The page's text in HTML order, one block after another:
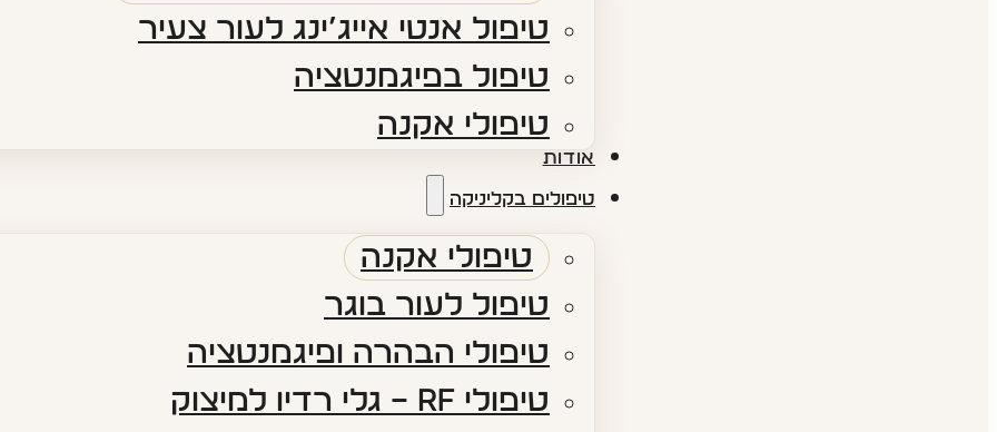
טיפול אנטי אייג’ינג לעור צעיר
טיפול בפיגמנטציה
טיפולי אקנה
אודות​
טיפולים בקליניקה
טיפולי אקנה
טיפול לעור בוגר
טיפולי הבהרה ופיגמנטציה​
טיפולי RF​ – גלי רדיו למיצוק